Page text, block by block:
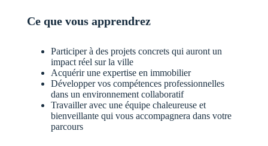
Ce que vous apprendrez
Participer à des projets concrets qui auront un
impact réel sur la ville
Acquérir une expertise en immobilier
Développer vos compétences professionnelles
dans un environnement collaboratif
Travailler avec une équipe chaleureuse et
bienveillante qui vous accompagnera dans votre
parcours